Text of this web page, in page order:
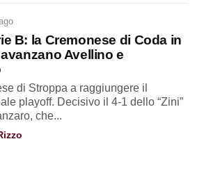
B: la Cremonese di Coda in
Avellino e
di Stroppa a raggiungere il
playoff. Decisivo il 4-1 dello “Zini”
che...